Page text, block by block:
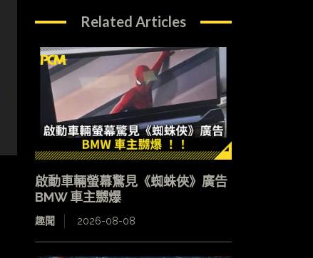
Related Articles
啟動車輛螢幕驚見《蜘蛛俠》廣告
BMW 車主嬲爆
趣聞 2026-08-08